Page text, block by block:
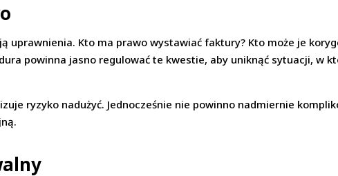
uprawnienia. Kto ma prawo wystawiać faktury? Kto może je
powinna jasno regulować te kwestie, aby uniknąć sytuacji, w
ryzyko nadużyć. Jednocześnie nie powinno nadmiernie